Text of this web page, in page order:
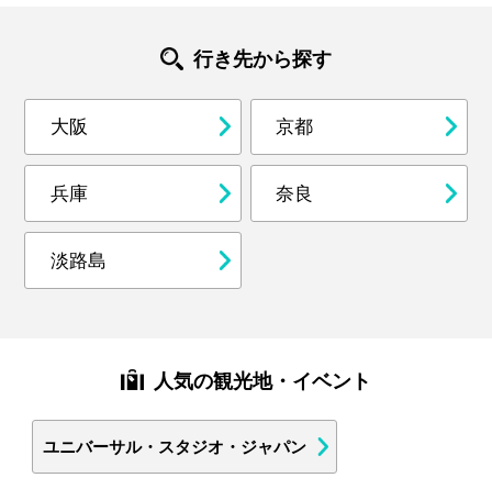
行き先から探す
大阪 京都
兵庫 奈良
淡路島
人気の観光地・イベント
ユニバーサル・スタジオ・ジャパン